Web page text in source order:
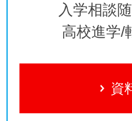
入学相談
高校進学/
資